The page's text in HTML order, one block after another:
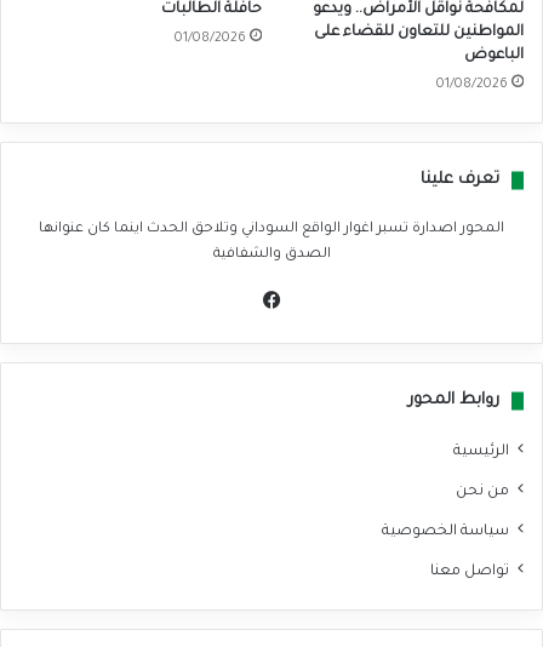
لمكافحة نواقل الأمراض.. ويدعو
المواطنين للتعاون للقضاء على
الباعوض
01/08/2026
حافلة الطالبات
01/08/2026
تعرف علينا
المحور اصدارة تسبر اغوار الواقع السوداني وتلاحق الحدث اينما كان عنوانها
الصدق والشفافية
روابط المحور
الرئيسية
من نحن
سياسة الخصوصية
تواصل معنا